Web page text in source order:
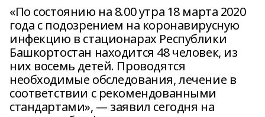
«По состоянию на 8.00 утра 18 марта 2020
года с подозрением на коронавирусную
инфекцию в стационарах Республики
Башкортостан находится 48 человек, из
них восемь детей. Проводятся
необходимые обследования, лечение в
соответствии с рекомендованными
стандартами», — заявил сегодня на